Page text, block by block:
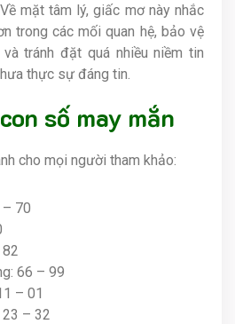
mặt tâm lý, giấc mơ này nhắc
trong các mối quan hệ, bảo vệ
tránh đặt quá nhiều niềm tin
thực sự đáng tin.
số may mắn
cho mọi người tham khảo:
– 70
66 – 99
– 01
– 32